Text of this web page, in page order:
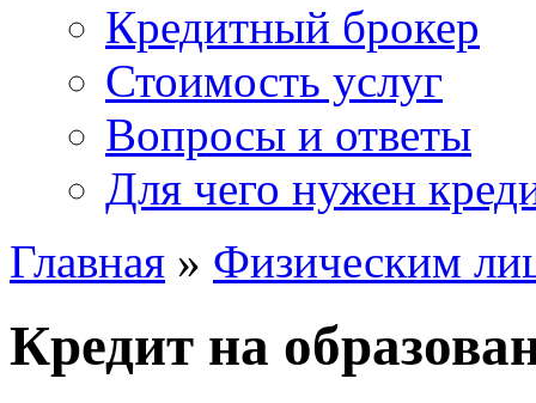
Кредитный брокер
Стоимость услуг
Вопросы и ответы
Для чего нужен
Главная » Физическим
Кредит на